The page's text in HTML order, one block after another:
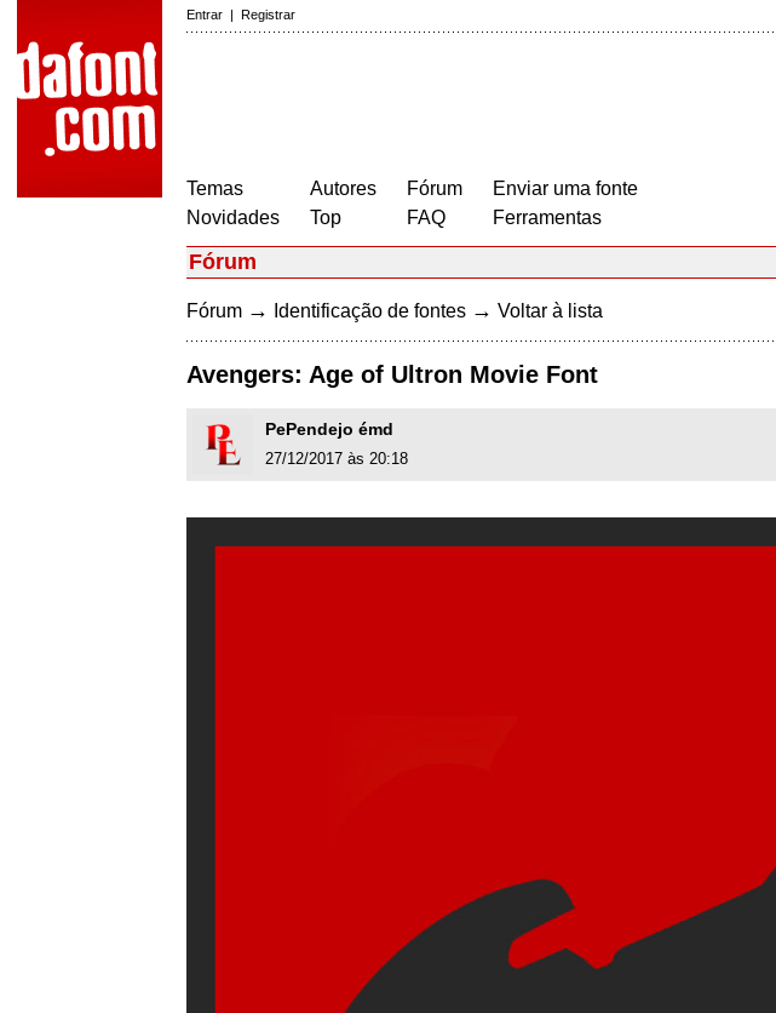
Entrar | Registrar
Temas
Novidades
Autores
Top
Fórum
FAQ
Enviar uma fonte
Ferramentas
Fórum
Fórum → Identificação de fontes → Voltar à lista
Avengers: Age of Ultron Movie Font
PePendejo émd
27/12/2017 às 20:18